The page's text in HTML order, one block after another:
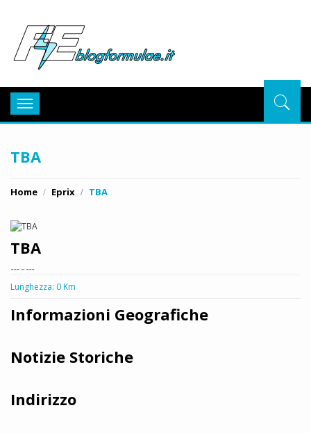
Toggle
navigation
TBA
Home Eprix TBA
TBA
--- - ---
Lunghezza: 0 Km
Informazioni Geografiche
Notizie Storiche
Indirizzo